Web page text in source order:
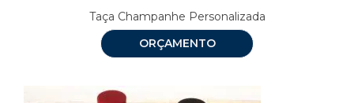
Taça Champanhe Personalizada
ORÇAMENTO